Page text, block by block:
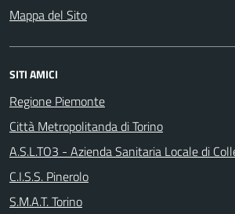
Mappa del Sito
SITI AMICI
Regione Piemonte
Città Metropolitanda di Torino
A.S.L.TO3 - Azienda Sanitaria Locale di
C.I.S.S. Pinerolo
S.M.A.T. Torino